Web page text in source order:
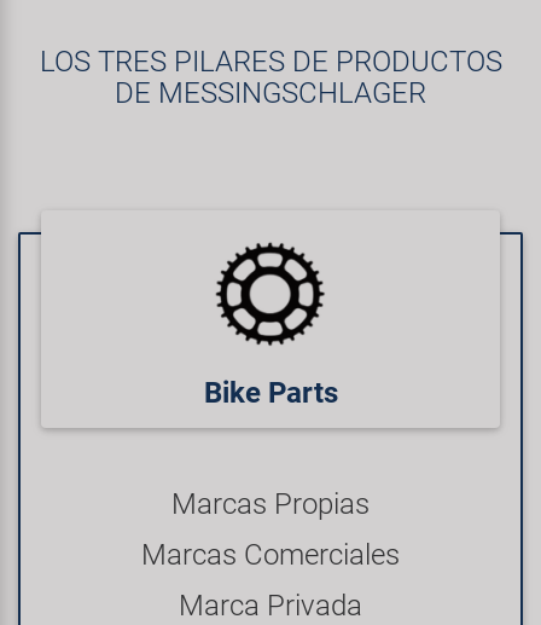
LOS TRES PILARES DE PRODUCTOS
DE MESSINGSCHLAGER
Bike Parts
Marcas Propias
Marcas Comerciales
Marca Privada